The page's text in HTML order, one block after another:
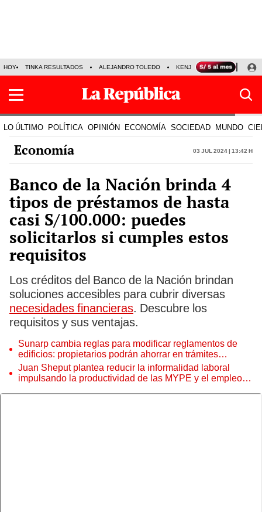
HOY TINKA RESULTADOS ALEJANDRO TOLEDO KENJI FUJIMORI
LO ÚLTIMO POLÍTICA OPINIÓN ECONOMÍA SOCIEDAD MUNDO
Economía 03 Jul 2024 | 13:42 h
Banco de la Nación brinda 4
tipos de préstamos de hasta
casi S/100.000: puedes
solicitarlos si cumples estos
requisitos
Los créditos del Banco de la Nación brindan
soluciones accesibles para cubrir diversas
necesidades financieras. Descubre los
requisitos y sus ventajas.
Sunarp cambia reglas para modificar reglamentos de
edificios: propietarios podrán ahorrar en trámites
notariales
Juan Sheput plantea reducir la informalidad laboral
impulsando la productividad de las MYPE y el empleo